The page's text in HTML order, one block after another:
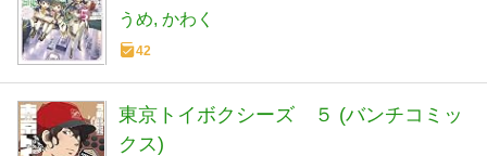
い〜
うめ かわく
42
東京トイボクシーズ ５ (バンチコミッ
クス)